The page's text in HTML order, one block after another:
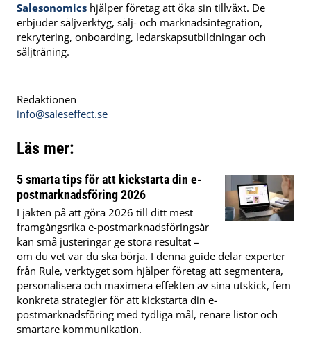
Salesonomics hjälper företag att öka sin tillväxt. De
erbjuder säljverktyg, sälj- och marknadsintegration,
rekrytering, onboarding, ledarskapsutbildningar och
säljträning.
Redaktionen
info@saleseffect.se
Läs mer:
5 smarta tips för att kickstarta din e-
postmarknadsföring 2026
I jakten på att göra 2026 till ditt mest
framgångsrika e-postmarknadsföringsår
kan små justeringar ge stora resultat –
om du vet var du ska börja. I denna guide delar experter
från Rule, verktyget som hjälper företag att segmentera,
personalisera och maximera effekten av sina utskick, fem
konkreta strategier för att kickstarta din e-
postmarknadsföring med tydliga mål, renare listor och
smartare kommunikation.